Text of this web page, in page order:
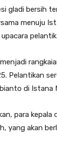
gladi bersih
menuju
Pelantikan
di Istana
para
yang akan